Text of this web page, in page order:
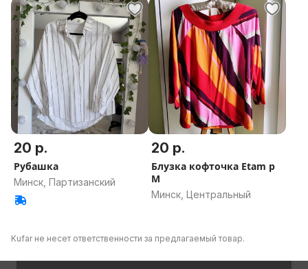
20 р.
Рубашка
Минск, Партизанский
20 р.
Блузка кофточка Etam p
M
Минск, Центральный
Kufar не несет ответственности за предлагаемый товар.